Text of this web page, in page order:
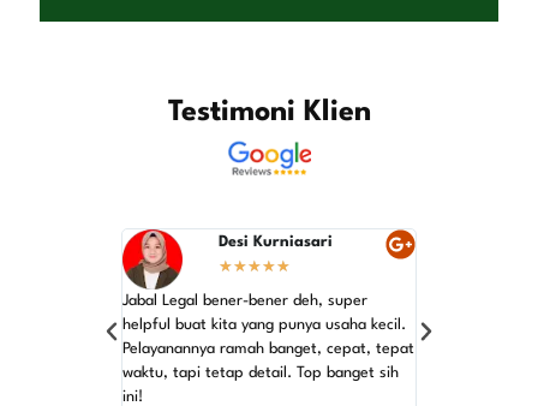
Testimoni Klien
Desi Kurniasari
★★★★★
Jabal Legal bener-bener deh, super
helpful buat kita yang punya usaha kecil.
Pelayanannya ramah banget, cepat, tepat
waktu, tapi tetap detail. Top banget sih
ini!
ribet urus